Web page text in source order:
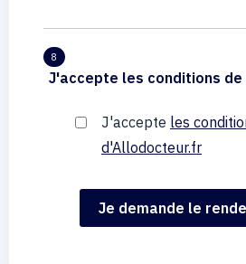
8
J'accepte les conditions
J'accepte les
d'Allodocteur.fr